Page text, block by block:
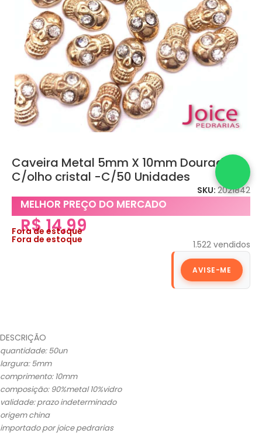
Caveira Metal 5mm X 10mm Dourado
C/olho cristal -C/50 Unidades
SKU: 2021842
MELHOR PREÇO DO MERCADO
R$14,99
Fora de estoque
Fora de estoque
1.522 vendidos
AVISE-ME
DESCRIÇÃO
quantidade: 50un
largura: 5mm
comprimento: 10mm
composição: 90%metal 10%vidro
validade: prazo indeterminado
origem china
importado por joice pedrarias